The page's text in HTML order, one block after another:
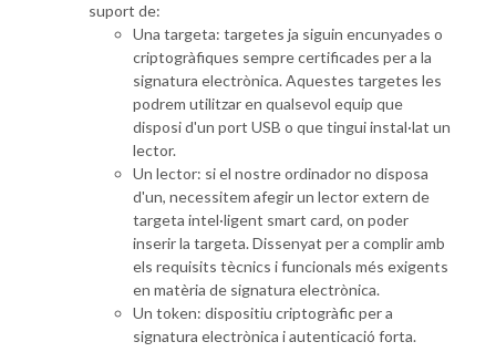
suport de:
Una targeta: targetes ja siguin encunyades o
criptogràfiques sempre certificades per a la
signatura electrònica. Aquestes targetes les
podrem utilitzar en qualsevol equip que
disposi d'un port USB o que tingui instal·lat un
lector.
Un lector: si el nostre ordinador no disposa
d'un, necessitem afegir un lector extern de
targeta intel·ligent smart card, on poder
inserir la targeta. Dissenyat per a complir amb
els requisits tècnics i funcionals més exigents
en matèria de signatura electrònica.
Un token: dispositiu criptogràfic per a
signatura electrònica i autenticació forta.